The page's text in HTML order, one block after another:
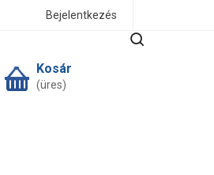
Bejelentkezés
Kosár
(üres)